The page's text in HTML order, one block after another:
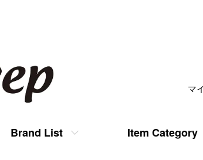
Brand List Item Category
マ